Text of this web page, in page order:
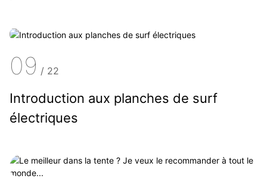
09 / 22
Introduction aux planches de surf
électriques